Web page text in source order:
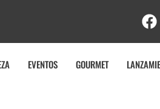
EVENTOS GOURMET